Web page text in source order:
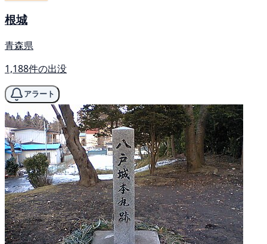
根城
青森県
1,188件の出没
アラート